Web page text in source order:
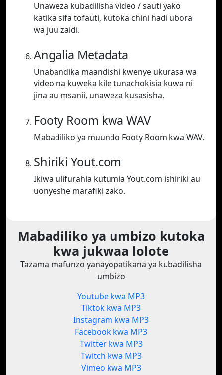
Unaweza kubadilisha video / sauti yako
katika sifa tofauti, kutoka chini hadi ubora
wa juu zaidi.
Angalia Metadata
Unabandika maandishi kwenye ukurasa wa
video na kuweka kile tunachokisia kuwa ni
jina au msanii, unaweza kusasisha.
Footy Room kwa WAV
Mabadiliko ya muundo Footy Room kwa WAV.
Shiriki Yout.com
Ikiwa ulifurahia kutumia Yout.com ishiriki au
uonyeshe marafiki zako.
Mabadiliko ya umbizo kutoka
kwa jukwaa lolote
Tazama mafunzo yanayopatikana ya kubadilisha
umbizo
Youtube kwa MP3
Tiktok kwa MP3
Instagram kwa MP3
Facebook kwa MP3
Twitter kwa MP3
Twitch kwa MP3
Vimeo kwa MP3